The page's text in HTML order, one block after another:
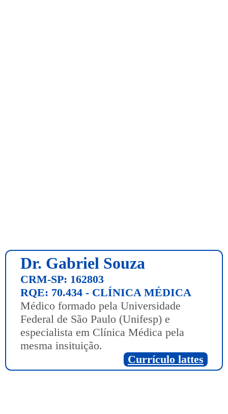
Dr. Gabriel Souza
CRM-SP: 162803
RQE: 70.434 - CLÍNICA MÉDICA
Médico formado pela Universidade
Federal de São Paulo (Unifesp) e
especialista em Clínica Médica pela
mesma insituição.
Currículo lattes